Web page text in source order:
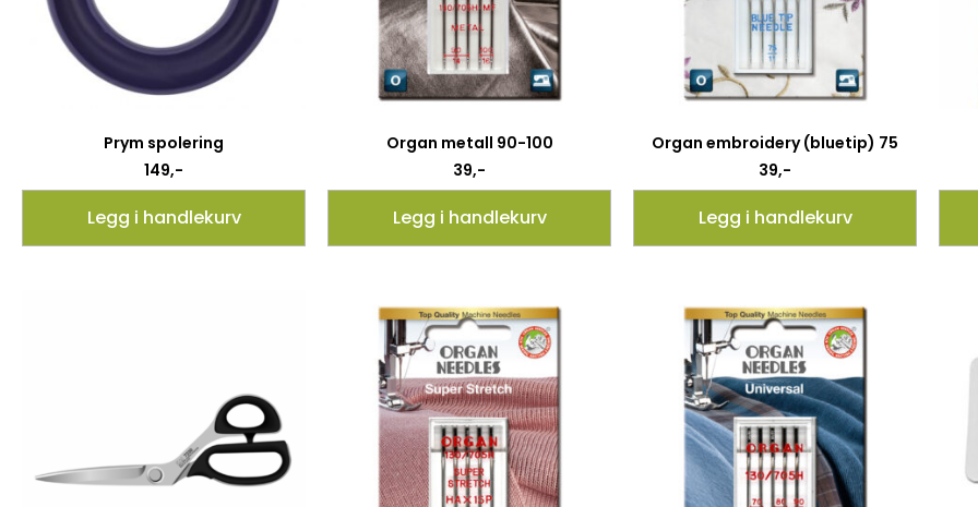
Prym spolering
149,-
Legg i handlekurv
Organ metall 90-100
39,-
Legg i handlekurv
Organ embroidery (bluetip) 75
39,-
Legg i handlekurv